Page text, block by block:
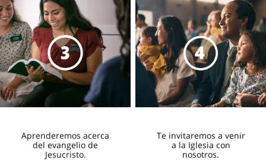
Aprenderemos acerca
del evangelio de
Jesucristo.
Te invitaremos a venir
a la Iglesia con
nosotros.